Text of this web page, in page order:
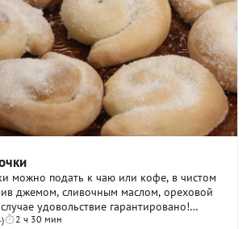
можно подать к чаю или кофе, в чистом
джемом, сливочным маслом, ореховой
удовольствие гарантировано!
булочки очень просто и ...
2 ч 30 мин